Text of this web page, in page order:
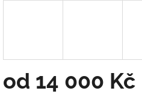
od 14 000 Kč